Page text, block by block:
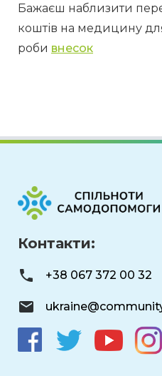
Бажаєш наблизити
коштів на медицину
роби внесок
Контакти:
+38 067 372 00 32